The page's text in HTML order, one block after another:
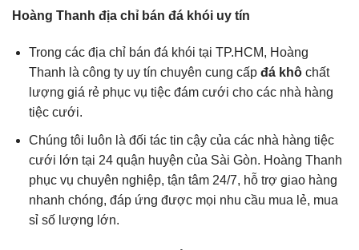
Hoàng Thanh địa chỉ bán đá khói uy tín
Trong các địa chỉ bán đá khói tại TP.HCM, Hoàng
Thanh là công ty uy tín chuyên cung cấp đá khôchất
lượng giá rẻ phục vụ tiệc đám cưới cho các nhà hàng
tiệc cưới.
Chúng tôi luôn là đối tác tin cậy của các nhà hàng tiệc
cưới lớn tại 24 quận huyện của Sài Gòn. Hoàng Thanh
phục vụ chuyên nghiệp, tận tâm 24/7, hỗ trợ giao hàng
nhanh chóng, đáp ứng được mọi nhu cầu mua lẻ, mua
sỉ số lượng lớn.